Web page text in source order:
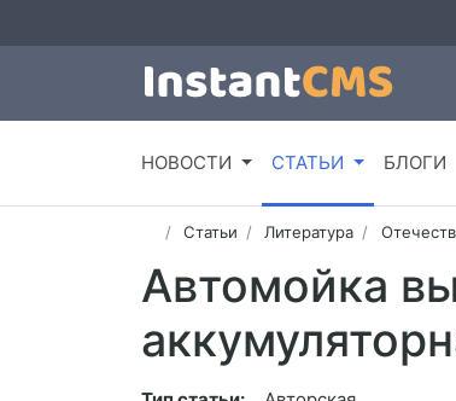
НОВОСТИ СТАТЬИ БЛОГИ
Статьи Литература
Автомойка